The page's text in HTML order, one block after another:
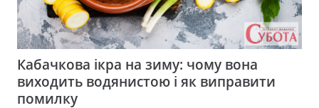
Кабачкова ікра на зиму: чому вона
виходить водянистою і як виправити
помилку